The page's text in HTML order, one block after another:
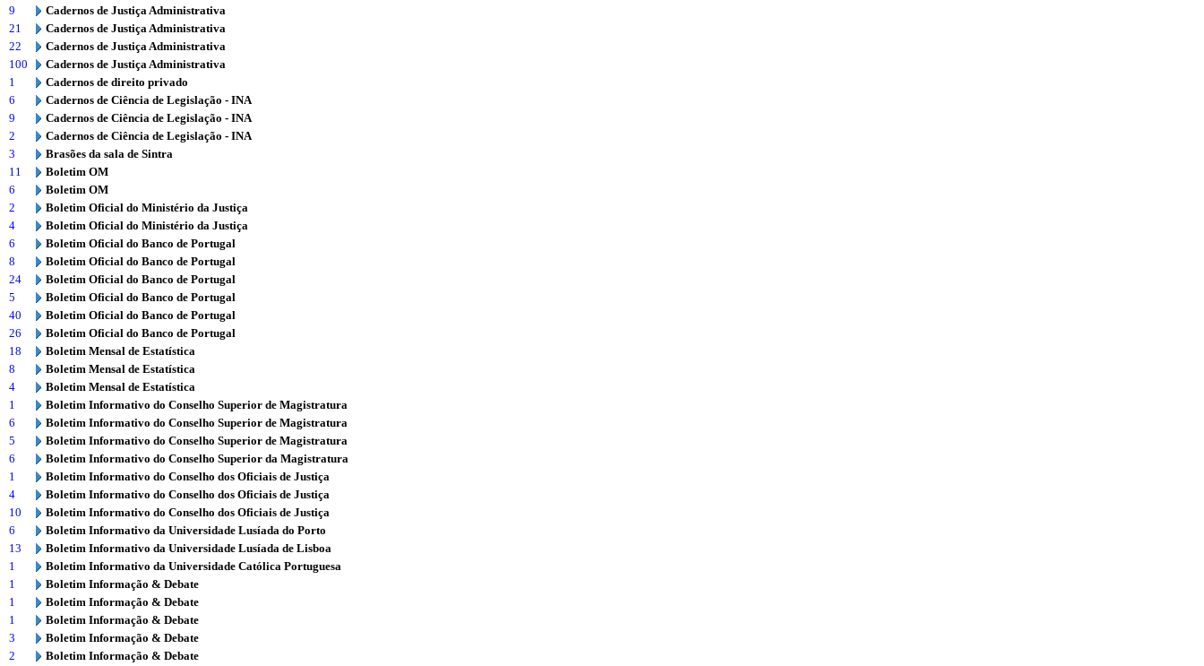
9
Cadernos de Justiça Administrativa
21
Cadernos de Justiça Administrativa
22
Cadernos de Justiça Administrativa
100
Cadernos de Justiça Administrativa
1
Cadernos de direito privado
6
Cadernos de Ciência de Legislação - INA
9
Cadernos de Ciência de Legislação - INA
2
Cadernos de Ciência de Legislação - INA
3
Brasões da sala de Sintra
11
Boletim OM
6
Boletim OM
2
Boletim Oficial do Ministério da Justiça
4
Boletim Oficial do Ministério da Justiça
6
Boletim Oficial do Banco de Portugal
8
Boletim Oficial do Banco de Portugal
24
Boletim Oficial do Banco de Portugal
5
Boletim Oficial do Banco de Portugal
40
Boletim Oficial do Banco de Portugal
26
Boletim Oficial do Banco de Portugal
18
Boletim Mensal de Estatística
8
Boletim Mensal de Estatística
4
Boletim Mensal de Estatística
1
Boletim Informativo do Conselho Superior de Magistratura
6
Boletim Informativo do Conselho Superior de Magistratura
5
Boletim Informativo do Conselho Superior de Magistratura
6
Boletim Informativo do Conselho Superior da Magistratura
1
Boletim Informativo do Conselho dos Oficiais de Justiça
4
Boletim Informativo do Conselho dos Oficiais de Justiça
10
Boletim Informativo do Conselho dos Oficiais de Justiça
6
Boletim Informativo da Universidade Lusíada do Porto
13
Boletim Informativo da Universidade Lusíada de Lisboa
1
Boletim Informativo da Universidade Católica Portuguesa
1
Boletim Informação & Debate
1
Boletim Informação & Debate
1
Boletim Informação & Debate
3
Boletim Informação & Debate
2
Boletim Informação & Debate